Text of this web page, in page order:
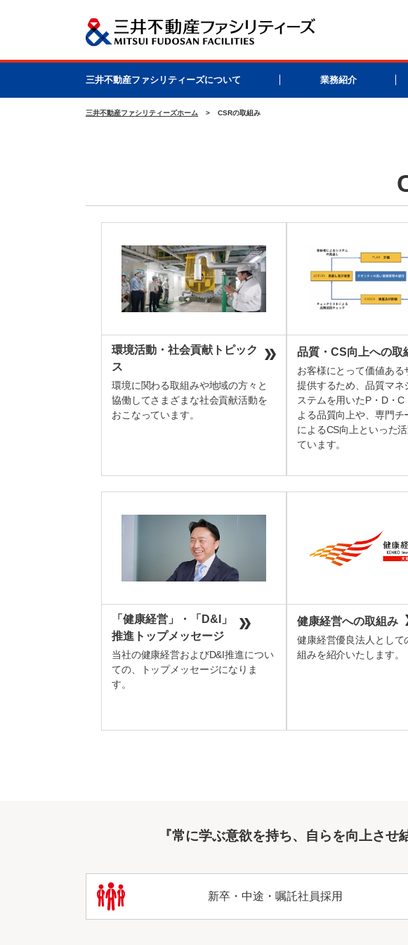
三井不動産ファシリティーズについて 業務紹介
三井不動産ファシリティーズホーム CSRの取組み
環境活動・社会貢献トピック
ス
環境に関わる取組みや地域の方々と
協働してさまざまな社会貢献活動を
おこなっています。
品質・CS向上への取
お客様にとって価値ある
提供するため、品質マネ
ステムを用いたP・D・C
よる品質向上や、専門チ
によるCS向上といった
ています。
「健康経営」・「D&I」
推進トップメッセージ
当社の健康経営およびD&I推進につい
ての、トップメッセージになりま
す。
健康経営への取組み
健康経営優良法人として
組みを紹介いたします。
『常に学ぶ意欲を持ち、自らを向上さ
新卒・中途・嘱託社員採用